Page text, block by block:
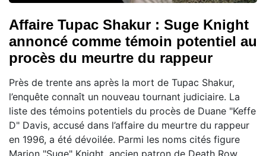
Affaire Tupac Shakur : Suge Knight
annoncé comme témoin potentiel au
procès du meurtre du rappeur
Près de trente ans après la mort de Tupac Shakur,
l’enquête connaît un nouveau tournant judiciaire. La
liste des témoins potentiels du procès de Duane "Keffe
D" Davis, accusé dans l’affaire du meurtre du rappeur
en 1996, a été dévoilée. Parmi les noms cités figure
Marion "Suge" Knight, ancien patron de Death Row